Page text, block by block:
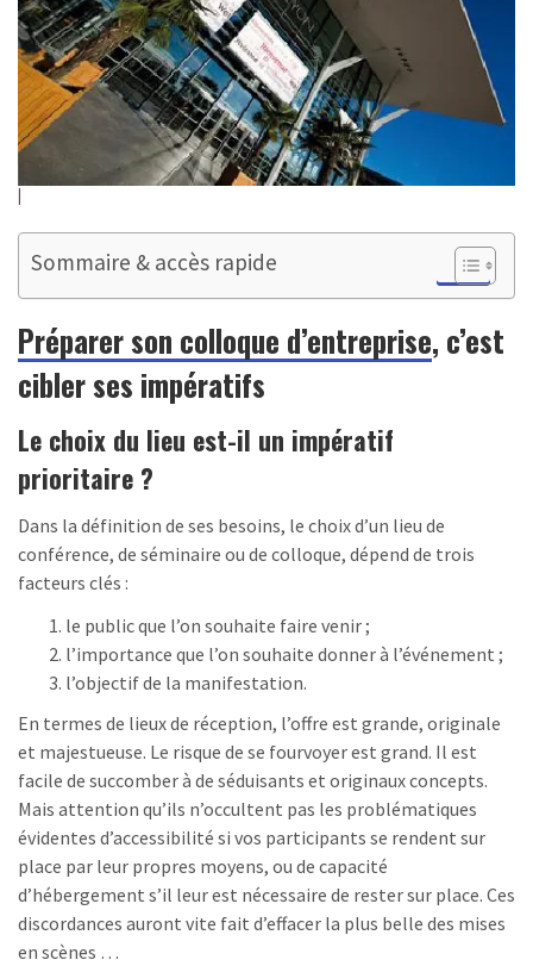
Sommaire & accès rapide
Préparer son colloque d’entreprise, c’est
cibler ses impératifs
Le choix du lieu est-il un impératif
prioritaire ?
Dans la définition de ses besoins, le choix d’un lieu de
conférence, de séminaire ou de colloque, dépend de trois
facteurs clés :
le public que l’on souhaite faire venir ;
l’importance que l’on souhaite donner à l’événement ;
l’objectif de la manifestation.
En termes de lieux de réception, l’offre est grande, originale
et majestueuse. Le risque de se fourvoyer est grand. Il est
facile de succomber à de séduisants et originaux concepts.
Mais attention qu’ils n’occultent pas les problématiques
évidentes d’accessibilité si vos participants se rendent sur
place par leur propres moyens, ou de capacité
d’hébergement s’il leur est nécessaire de rester sur place. Ces
discordances auront vite fait d’effacer la plus belle des mises
en scènes …